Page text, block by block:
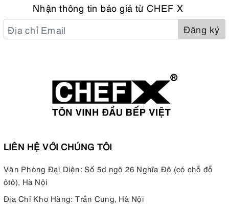
Nhận thông tin báo giá từ CHEF X
Đăng ký
LIÊN HỆ VỚI CHÚNG TÔI
Văn Phòng Đại Diện: Số 5d ngõ 26 Nghĩa Đô (có chỗ đỗ
ôtô), Hà Nội
Địa Chỉ Kho Hàng: Trần Cung, Hà Nội